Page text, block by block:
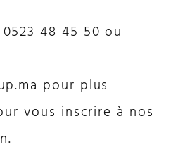
48 45 50 ou
pour plus
vous inscrire à nos